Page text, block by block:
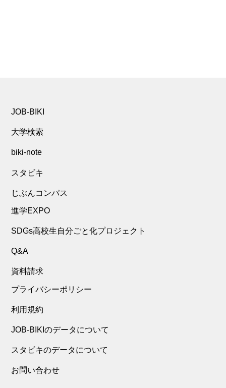
JOB-BIKI
大学検索
biki-note
スタビキ
じぶんコンパス
進学EXPO
SDGs高校生自分ごと化プロジェクト
Q&A
資料請求
プライバシーポリシー
利用規約
JOB-BIKIのデータについて
スタビキのデータについて
お問い合わせ